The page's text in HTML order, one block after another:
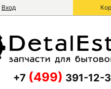
Вход
+7 (499) 391-12-